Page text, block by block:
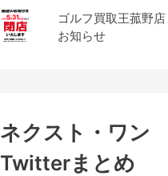
ゴルフ買取王菰野
お知らせ
ネクスト・ワン
Twitterまとめ